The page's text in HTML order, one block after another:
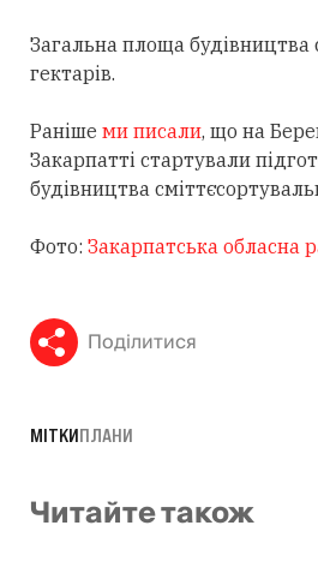
Загальна площа будівництва
гектарів.
Раніше ми писали, що на
Закарпатті стартували
будівництва
Фото: Закарпатська обласна
Поділитися
МІТКИПЛАНИ
Читайте також